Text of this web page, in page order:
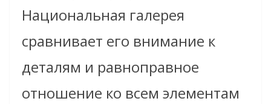
Национальная галерея
сравнивает его внимание к
деталям и равноправное
отношение ко всем элементам